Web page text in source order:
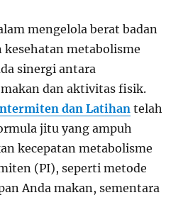
mengelola berat badan
metabolisme
sinergi antara
dan aktivitas fisik.
dan Latihan telah
jitu yang ampuh
kecepatan metabolisme
(PI), seperti metode
Anda makan, sementara